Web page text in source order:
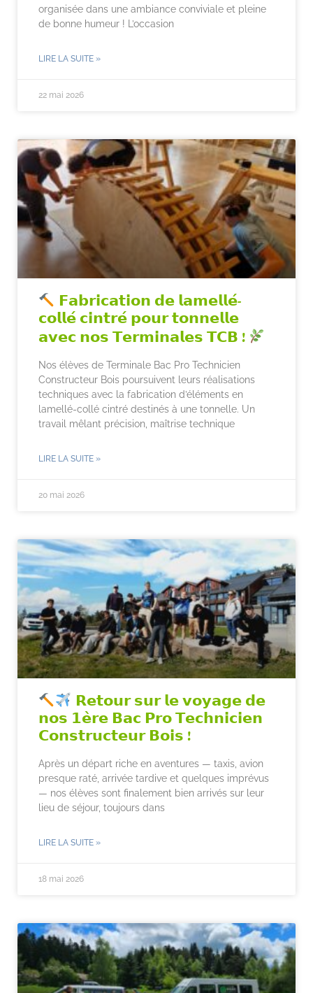
organisée dans une ambiance conviviale et pleine
de bonne humeur ! L’occasion
LIRE LA SUITE »
22 mai 2026
𝗙𝗮𝗯𝗿𝗶𝗰𝗮𝘁𝗶𝗼𝗻 𝗱𝗲 𝗹𝗮𝗺𝗲𝗹𝗹𝗲́-
𝗰𝗼𝗹𝗹𝗲́ 𝗰𝗶𝗻𝘁𝗿𝗲́ 𝗽𝗼𝘂𝗿 𝘁𝗼𝗻𝗻𝗲𝗹𝗹𝗲
𝗮𝘃𝗲𝗰 𝗻𝗼𝘀 𝗧𝗲𝗿𝗺𝗶𝗻𝗮𝗹𝗲𝘀 𝗧𝗖𝗕 !
Nos élèves de Terminale Bac Pro Technicien
Constructeur Bois poursuivent leurs réalisations
techniques avec la fabrication d’éléments en
lamellé-collé cintré destinés à une tonnelle. Un
travail mêlant précision, maîtrise technique
LIRE LA SUITE »
20 mai 2026
𝗥𝗲𝘁𝗼𝘂𝗿 𝘀𝘂𝗿 𝗹𝗲 𝘃𝗼𝘆𝗮𝗴𝗲 𝗱𝗲
𝗻𝗼𝘀 𝟭𝗲̀𝗿𝗲 𝗕𝗮𝗰 𝗣𝗿𝗼 𝗧𝗲𝗰𝗵𝗻𝗶𝗰𝗶𝗲𝗻
𝗖𝗼𝗻𝘀𝘁𝗿𝘂𝗰𝘁𝗲𝘂𝗿 𝗕𝗼𝗶𝘀 !
Après un départ riche en aventures — taxis, avion
presque raté, arrivée tardive et quelques imprévus
— nos élèves sont finalement bien arrivés sur leur
lieu de séjour, toujours dans
LIRE LA SUITE »
18 mai 2026